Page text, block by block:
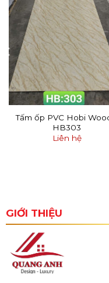
Tấm ốp PVC Hobi
HB303
Liên hệ
GIỚI THIỆU